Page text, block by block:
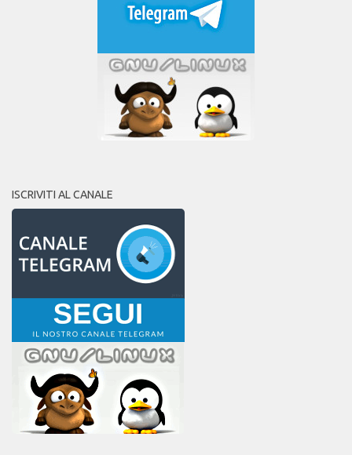
ISCRIVITI AL CANALE